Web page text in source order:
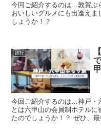
今回ご紹介するのは…敦賀ぶ
おいしいグルメにも出逢え
しょうか！？
旅行
今回ご紹介するのは…神戸・
とは六甲山の会員制ホテル
たのでしょうか！？ ぜひ、